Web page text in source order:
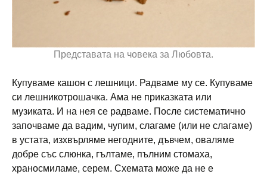
Представата на човека за Любовта.
Купуваме кашон с лешници. Радваме му се. Купуваме
си лешникотрошачка. Ама не приказката или
музиката. И на нея се радваме. После систематично
започваме да вадим, чупим, слагаме (или не слагаме)
в устата, изхвърляме негодните, дъвчем, оваляме
добре със слюнка, гълтаме, пълним стомаха,
храносмиламе, серем. Схемата може да не е